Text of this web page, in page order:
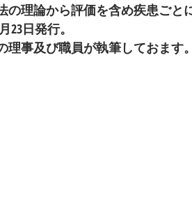
の理論から評価を含め疾患ごと
23日発行。
理事及び職員が執筆しておます。